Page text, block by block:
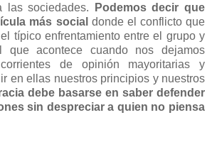
las sociedades.
Podemos decir que
más social donde el conflicto que
típico enfrentamiento entre el grupo y
que acontece cuando nos dejamos
de opinión mayoritarias y
en ellas nuestros principios y nuestros
debe basarse en saber defender
sin despreciar a quien no piensa